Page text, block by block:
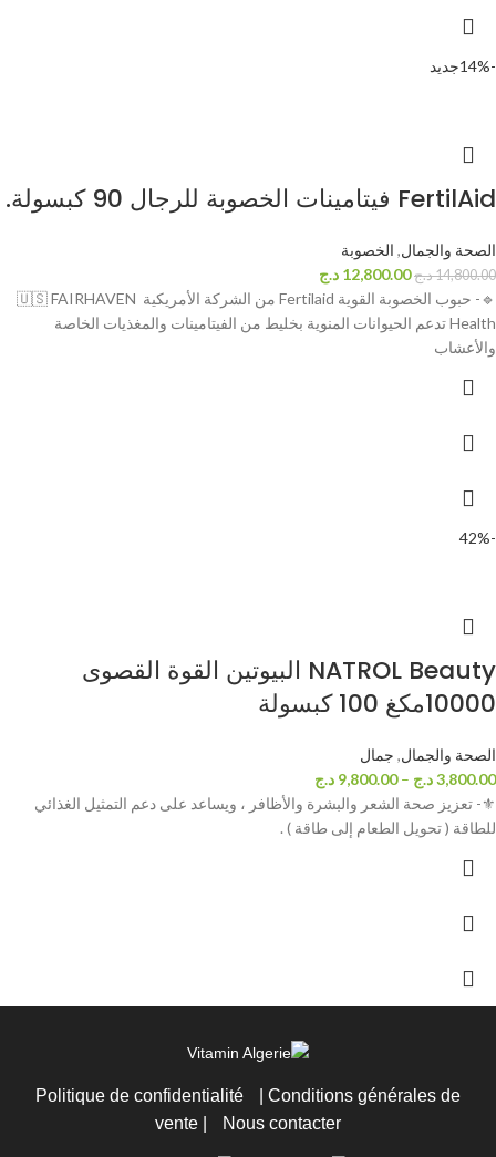
-14% جديد
FertilAid فيتامينات الخصوبة للرجال 90 كبسولة.
الصحة والجمال, الخصوبة
14,800.00د.ج 12,800.00 د.ج
🔹️- حبوب الخصوبة القوية Fertilaid من الشركة الأمريكية 🇺🇸 FAIRHAVEN
Health تدعم الحيوانات المنوية بخليط من الفيتامينات والمغذيات الخاصة
والأعشاب
-42%
NATROL Beauty البيوتين القوة القصوى
10000مكغ 100 كبسولة
الصحة والجمال, جمال
3,800.00د.ج –
9,800.00 د.ج
⚜- تعزيز صحة الشعر والبشرة والأظافر ، ويساعد على دعم التمثيل الغذائي
للطاقة ( تحويل الطعام إلى طاقة ) .
Politique de confidentialité
Conditions générales de
vente
Nous contacter